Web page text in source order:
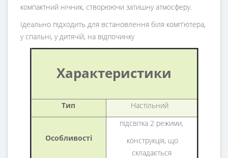
компактний нічник, створюючи затишну атмосферу.
Ідеально підходить для встановлення біля комп'ютера,
у спальні, у дитячій, на відпочинку
Характеристики
Тип Настільний
Особливості
підсвітка 2 режими,
конструкція, що
складається